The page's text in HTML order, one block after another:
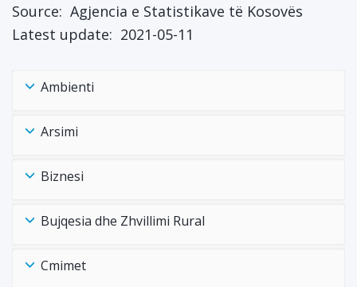
Source: Agjencia e Statistikave të Kosovës
Latest update: 2021-05-11
Ambienti
Arsimi
Biznesi
Bujqesia dhe Zhvillimi Rural
Cmimet